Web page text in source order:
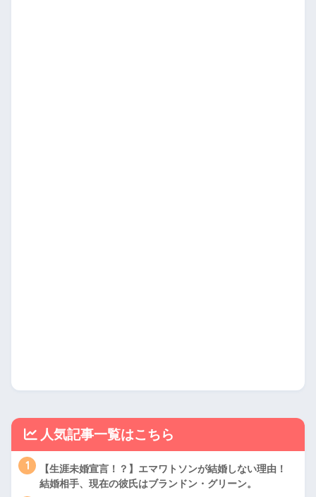
人気記事一覧はこちら
1
【生涯未婚宣言！？】エマワトソンが結婚しない理由！
結婚相手、現在の彼氏はブランドン・グリーン。